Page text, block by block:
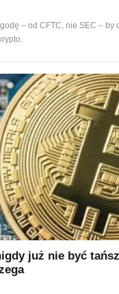
– od CFTC, nie SEC – by
już nie być